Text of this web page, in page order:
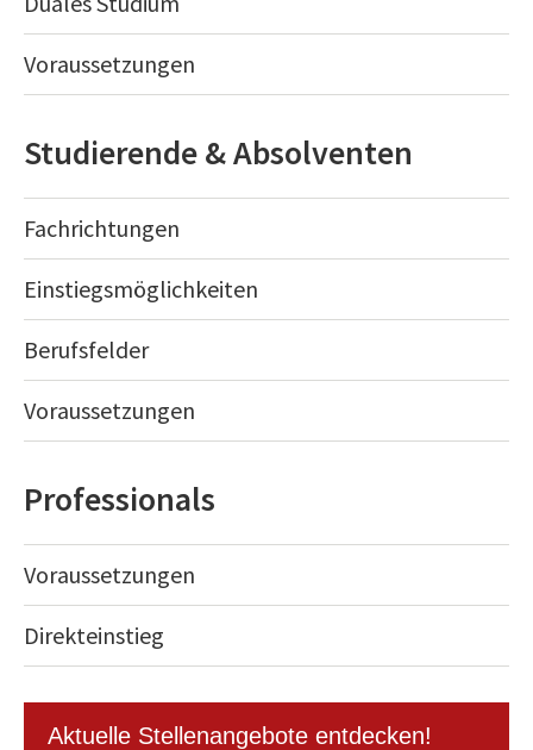
Voraussetzungen
Studierende & Absolventen
Fachrichtungen
Einstiegsmöglichkeiten
Berufsfelder
Voraussetzungen
Professionals
Voraussetzungen
Direkteinstieg
Aktuelle Stellenangebote entdecken!